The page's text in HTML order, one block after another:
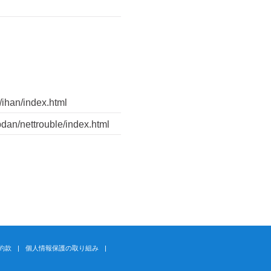
index.html
nettrouble/index.html
款 個人情報保護の取り組み